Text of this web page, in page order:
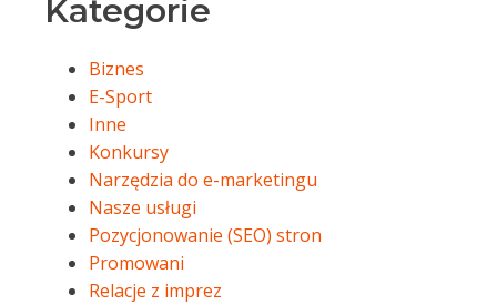
Kategorie
Biznes
E-Sport
Inne
Konkursy
Narzędzia do e-marketingu
Nasze usługi
Pozycjonowanie (SEO) stron
Promowani
Relacje z imprez